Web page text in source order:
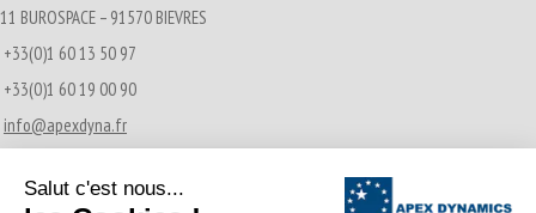
11 BUROSPACE – 91570 BIEVRES
+33(0)1 60 13 50 97
+33(0)1 60 19 00 90
info@apexdyna.fr
Actualités récentes